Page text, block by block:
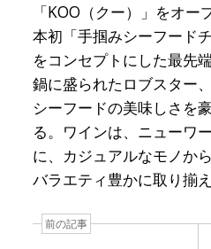
「KOO（クー）」をオー
本初「手掴みシーフード
をコンセプトにした最先
鍋に盛られたロブスター
シーフードの美味しさを
る。ワインは、ニューワ
に、カジュアルなモノか
バラエティ豊かに取り揃
前の記事